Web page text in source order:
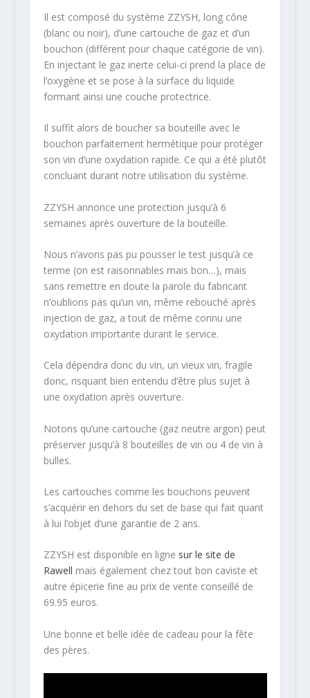
Il est composé du système ZZYSH, long cône
(blanc ou noir), d’une cartouche de gaz et d’un
bouchon (différent pour chaque catégorie de vin).
En injectant le gaz inerte celui-ci prend la place de
l’oxygène et se pose à la surface du liquide
formant ainsi une couche protectrice.
Il suffit alors de boucher sa bouteille avec le
bouchon parfaitement hermétique pour protéger
son vin d’une oxydation rapide. Ce qui a été plutôt
concluant durant notre utilisation du système.
ZZYSH annonce une protection jusqu’à 6
semaines après ouverture de la bouteille.
Nous n’avons pas pu pousser le test jusqu’à ce
terme (on est raisonnables mais bon…), mais
sans remettre en doute la parole du fabricant
n’oublions pas qu’un vin, même rebouché après
injection de gaz, a tout de même connu une
oxydation importante durant le service.
Cela dépendra donc du vin, un vieux vin, fragile
donc, risquant bien entendu d’être plus sujet à
une oxydation après ouverture.
Notons qu’une cartouche (gaz neutre argon) peut
préserver jusqu’à 8 bouteilles de vin ou 4 de vin à
bulles.
Les cartouches comme les bouchons peuvent
s’acquérir en dehors du set de base qui fait quant
à lui l’objet d’une garantie de 2 ans.
ZZYSH est disponible en ligne sur le site de
Rawell mais également chez tout bon caviste et
autre épicerie fine au prix de vente conseillé de
69.95 euros.
Une bonne et belle idée de cadeau pour la fête
des pères.